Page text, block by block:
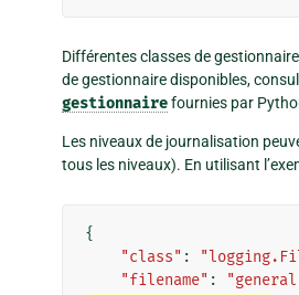
Différentes classes de
de gestionnaire disponibles,
gestionnairefournies par
Les niveaux de journalisation
tous les niveaux). En utilisant
{
"class" :
"filename" :